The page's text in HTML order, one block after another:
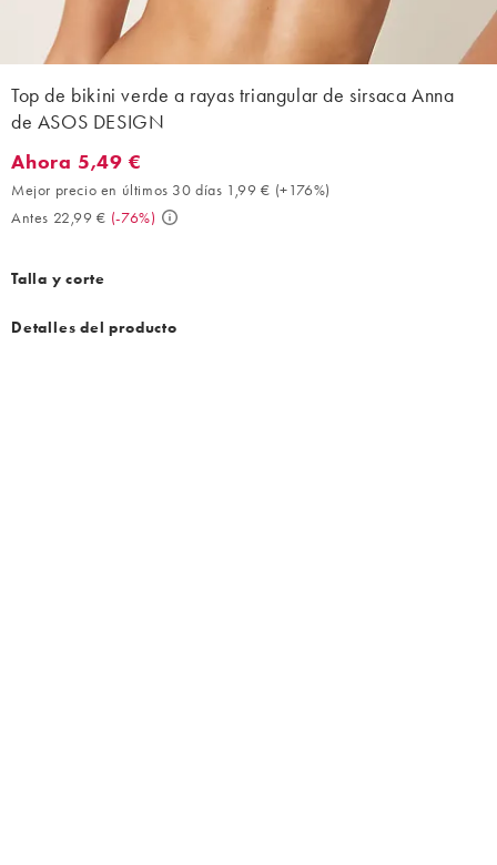
Top de bikini verde a rayas triangular de sirsaca Anna
de ASOS DESIGN
Ahora 5,49 €. Mejor precio en últimos 30 días 1,99 € (+176%).
Ahora 5,49 €
Mejor precio en últimos 30 días 1,99 € (+176%)
Antes 22,99 € (-76%)
Talla y corte
Detalles del producto